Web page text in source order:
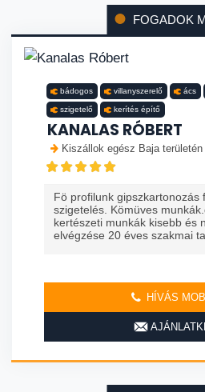
FOGADOK
bádogos villanyszerelő ács
szigetelő kerítés építő
KANALAS RÓBERT
Kiszállok egész Baja területén
Fö profilunk gipszkartonozás
szigetelés. Kömüves
kertészeti munkák kisebb és
elvégzése 20 éves szakmai
HÍVÁS